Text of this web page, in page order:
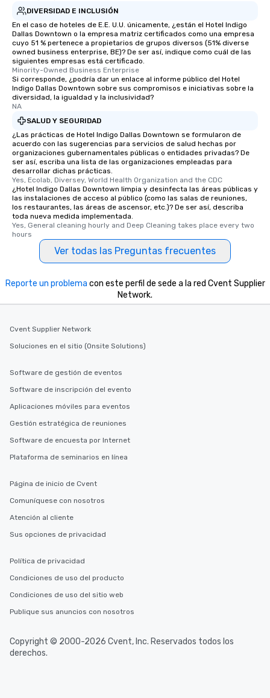
DIVERSIDAD E INCLUSIÓN
En el caso de hoteles de E.E. U.U. únicamente, ¿están el Hotel Indigo
Dallas Downtown o la empresa matriz certificados como una empresa
cuyo 51 % pertenece a propietarios de grupos diversos (51% diverse
owned business enterprise, BE)? De ser así, indique como cuál de las
siguientes empresas está certificado.
Minority-Owned Business Enterprise
Si corresponde, ¿podría dar un enlace al informe público del Hotel
Indigo Dallas Downtown sobre sus compromisos e iniciativas sobre la
diversidad, la igualdad y la inclusividad?
NA
SALUD Y SEGURIDAD
¿Las prácticas de Hotel Indigo Dallas Downtown se formularon de
acuerdo con las sugerencias para servicios de salud hechas por
organizaciones gubernamentales públicas o entidades privadas? De
ser así, escriba una lista de las organizaciones empleadas para
desarrollar dichas prácticas.
Yes, Ecolab, Diversey, World Health Organization and the CDC
¿Hotel Indigo Dallas Downtown limpia y desinfecta las áreas públicas y
las instalaciones de acceso al público (como las salas de reuniones,
los restaurantes, las áreas de ascensor, etc.)? De ser así, describa
toda nueva medida implementada.
Yes, General cleaning hourly and Deep Cleaning takes place every two
hours
Ver todas las Preguntas frecuentes
Reporte un problema con este perfil de sede a la red Cvent Supplier
Network.
Cvent Supplier Network
Soluciones en el sitio (Onsite Solutions)
Software de gestión de eventos
Software de inscripción del evento
Aplicaciones móviles para eventos
Gestión estratégica de reuniones
Software de encuesta por Internet
Plataforma de seminarios en línea
Página de inicio de Cvent
Comuníquese con nosotros
Atención al cliente
Sus opciones de privacidad
Política de privacidad
Condiciones de uso del producto
Condiciones de uso del sitio web
Publique sus anuncios con nosotros
Copyright © 2000-2026 Cvent, Inc. Reservados todos los
derechos.